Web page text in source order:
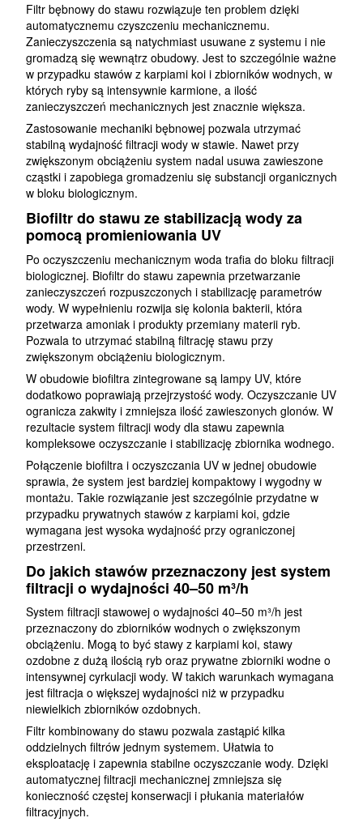
Filtr bębnowy do stawu rozwiązuje ten problem dzięki
automatycznemu czyszczeniu mechanicznemu.
Zanieczyszczenia są natychmiast usuwane z systemu i nie
gromadzą się wewnątrz obudowy. Jest to szczególnie ważne
w przypadku stawów z karpiami koi i zbiorników wodnych, w
których ryby są intensywnie karmione, a ilość
zanieczyszczeń mechanicznych jest znacznie większa.
Zastosowanie mechaniki bębnowej pozwala utrzymać
stabilną wydajność filtracji wody w stawie. Nawet przy
zwiększonym obciążeniu system nadal usuwa zawieszone
cząstki i zapobiega gromadzeniu się substancji organicznych
w bloku biologicznym.
Biofiltr do stawu ze stabilizacją wody za
pomocą promieniowania UV
Po oczyszczeniu mechanicznym woda trafia do bloku filtracji
biologicznej. Biofiltr do stawu zapewnia przetwarzanie
zanieczyszczeń rozpuszczonych i stabilizację parametrów
wody. W wypełnieniu rozwija się kolonia bakterii, która
przetwarza amoniak i produkty przemiany materii ryb.
Pozwala to utrzymać stabilną filtrację stawu przy
zwiększonym obciążeniu biologicznym.
W obudowie biofiltra zintegrowane są lampy UV, które
dodatkowo poprawiają przejrzystość wody. Oczyszczanie UV
ogranicza zakwity i zmniejsza ilość zawieszonych glonów. W
rezultacie system filtracji wody dla stawu zapewnia
kompleksowe oczyszczanie i stabilizację zbiornika wodnego.
Połączenie biofiltra i oczyszczania UV w jednej obudowie
sprawia, że system jest bardziej kompaktowy i wygodny w
montażu. Takie rozwiązanie jest szczególnie przydatne w
przypadku prywatnych stawów z karpiami koi, gdzie
wymagana jest wysoka wydajność przy ograniczonej
przestrzeni.
Do jakich stawów przeznaczony jest system
filtracji o wydajności 40–50 m³/h
System filtracji stawowej o wydajności 40–50 m³/h jest
przeznaczony do zbiorników wodnych o zwiększonym
obciążeniu. Mogą to być stawy z karpiami koi, stawy
ozdobne z dużą ilością ryb oraz prywatne zbiorniki wodne o
intensywnej cyrkulacji wody. W takich warunkach wymagana
jest filtracja o większej wydajności niż w przypadku
niewielkich zbiorników ozdobnych.
Filtr kombinowany do stawu pozwala zastąpić kilka
oddzielnych filtrów jednym systemem. Ułatwia to
eksploatację i zapewnia stabilne oczyszczanie wody. Dzięki
automatycznej filtracji mechanicznej zmniejsza się
konieczność częstej konserwacji i płukania materiałów
filtracyjnych.